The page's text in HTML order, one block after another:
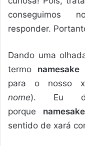
responder.
Dando uma
termo namesake
para o nosso
nome). Eu
porque namesake
sentido de xará